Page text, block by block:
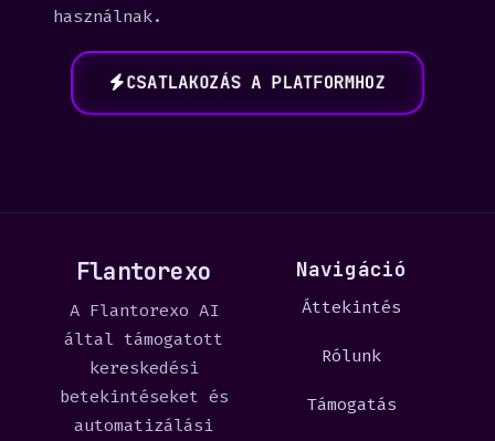
használnak.
CSATLAKOZÁS A PLATFORMHOZ
Flantorexo
A Flantorexo AI
által támogatott
kereskedési
betekintéseket és
automatizálási
Navigáció
Áttekintés
Rólunk
Támogatás